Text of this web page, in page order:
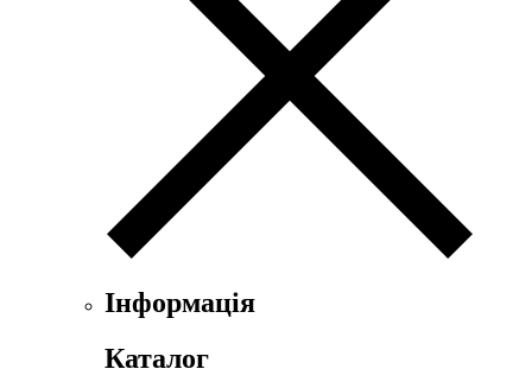
Інформація
Каталог